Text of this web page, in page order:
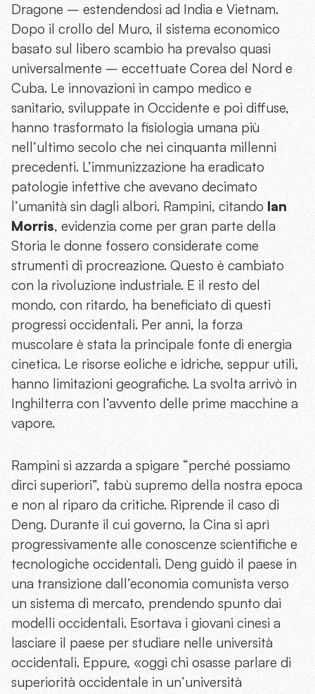
Dragone – estendendosi ad India e Vietnam.
Dopo il crollo del Muro, il sistema economico
basato sul libero scambio ha prevalso quasi
universalmente – eccettuate Corea del Nord e
Cuba. Le innovazioni in campo medico e
sanitario, sviluppate in Occidente e poi diffuse,
hanno trasformato la fisiologia umana più
nell’ultimo secolo che nei cinquanta millenni
precedenti. L’immunizzazione ha eradicato
patologie infettive che avevano decimato
l’umanità sin dagli albori. Rampini, citando Ian
Morris, evidenzia come per gran parte della
Storia le donne fossero considerate come
strumenti di procreazione. Questo è cambiato
con la rivoluzione industriale. E il resto del
mondo, con ritardo, ha beneficiato di questi
progressi occidentali. Per anni, la forza
muscolare è stata la principale fonte di energia
cinetica. Le risorse eoliche e idriche, seppur utili,
hanno limitazioni geografiche. La svolta arrivò in
Inghilterra con l’avvento delle prime macchine a
vapore.
Rampini si azzarda a spigare “perché possiamo
dirci superiori”, tabù supremo della nostra epoca
e non al riparo da critiche. Riprende il caso di
Deng. Durante il cui governo, la Cina si aprì
progressivamente alle conoscenze scientifiche e
tecnologiche occidentali. Deng guidò il paese in
una transizione dall’economia comunista verso
un sistema di mercato, prendendo spunto dai
modelli occidentali. Esortava i giovani cinesi a
lasciare il paese per studiare nelle università
occidentali. Eppure, «oggi chi osasse parlare di
superiorità occidentale in un’università